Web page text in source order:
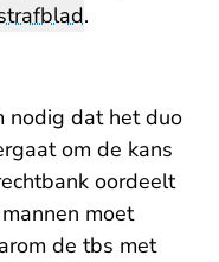
.
nodig dat het duo
om de kans
oordeelt
moet
de tbs met